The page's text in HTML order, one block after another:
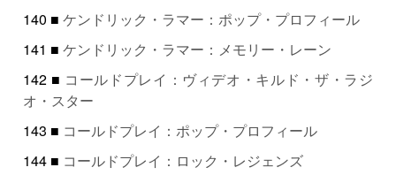
140 ■ケンドリック・ラマー：ポップ・プロフィール
141 ■ケンドリック・ラマー：メモリー・レーン
142 ■ コールドプレイ：ヴィデオ・キルド・ザ・ラジ
オ・スター
143 ■ コールドプレイ：ポップ・プロフィール
144 ■ コールドプレイ：ロック・レジェンズ